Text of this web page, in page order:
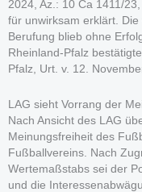
2024, Az.: 10 Ca 1411/
für unwirksam erklärt.
Berufung blieb ohne
Rheinland-Pfalz
Pfalz, Urt. v. 12.
LAG sieht Vorrang der
Nach Ansicht des LAG
Meinungsfreiheit des
Fußballvereins. Nach
Wertemaßstabs sei der
und die